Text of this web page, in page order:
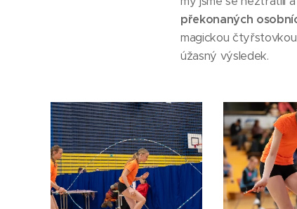
překonaných
magickou
úžasný výsledek.